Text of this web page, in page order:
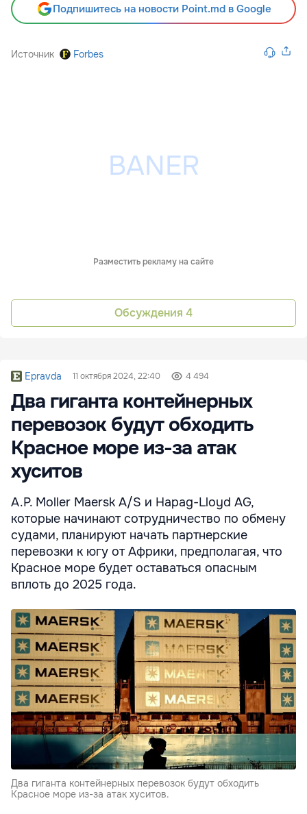
Подпишитесь на новости Point.md в Google
Источник Forbes
Разместить рекламу на сайте
Обсуждения 4
Epravda 11 октября 2024, 22:40 4 494
Два гиганта контейнерных
перевозок будут обходить
Красное море из-за атак
хуситов
A.P. Moller Maersk A/S и Hapag-Lloyd AG,
которые начинают сотрудничество по обмену
судами, планируют начать партнерские
перевозки к югу от Африки, предполагая, что
Красное море будет оставаться опасным
вплоть до 2025 года.
Два гиганта контейнерных перевозок будут обходить
Красное море из-за атак хуситов.